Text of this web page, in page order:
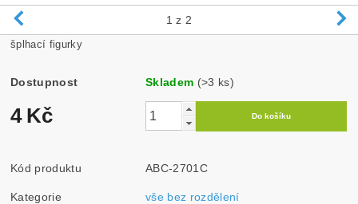
1 z 2
šplhací figurky
Dostupnost Skladem (>3 ks)
4 Kč
Kód produktu ABC-2701C
Kategorie vše bez rozdělení